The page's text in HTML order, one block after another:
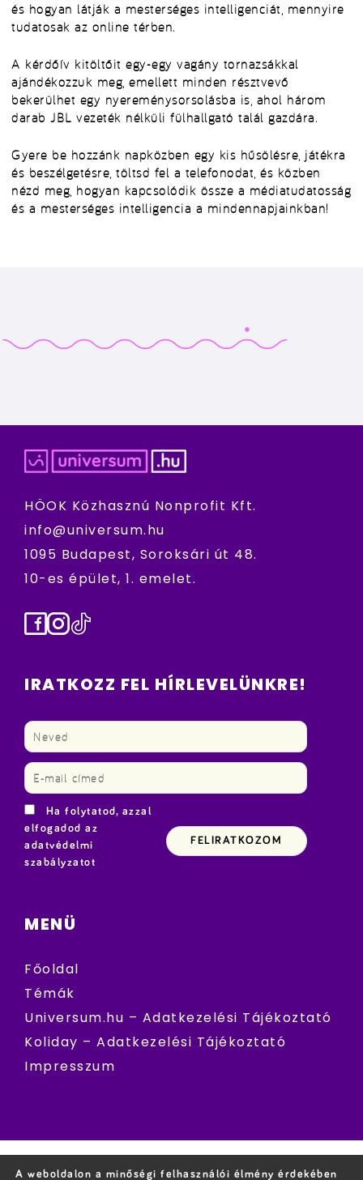
és hogyan látják a mesterséges intelligenciát, mennyire
tudatosak az online térben.
A kérdőív kitöltőit egy-egy vagány tornazsákkal
ajándékozzuk meg, emellett minden résztvevő
bekerülhet egy nyereménysorsolásba is, ahol három
darab JBL vezeték nélküli fülhallgató talál gazdára.
Gyere be hozzánk napközben egy kis hűsölésre, játékra
és beszélgetésre, töltsd fel a telefonodat, és közben
nézd meg, hogyan kapcsolódik össze a médiatudatosság
és a mesterséges intelligencia a mindennapjainkban!
HÖOK Közhasznú Nonprofit Kft.
info@universum.hu
1095 Budapest, Soroksári út 48.
10-es épület, 1. emelet.
Facebook
Instagram
TikTok
IRATKOZZ FEL HÍRLEVELÜNKRE!
Ha folytatod, azzal
elfogadod az
adatvédelmi
szabályzatot
MENÜ
Főoldal
Témák
Universum.hu – Adatkezelési Tájékoztató
Koliday – Adatkezelési Tájékoztató
Impresszum
A weboldalon a minőségi felhasználói élmény érdekében